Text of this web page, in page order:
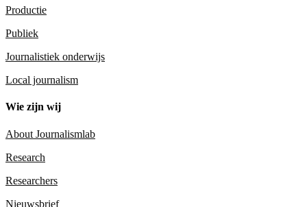
Productie
Publiek
Journalistiek onderwijs
Local journalism
Wie zijn wij
About Journalismlab
Research
Researchers
Nieuwsbrief